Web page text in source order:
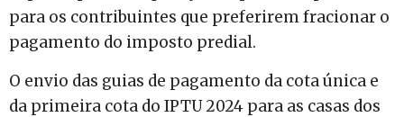
para os contribuintes que preferirem fracionar o
pagamento do imposto predial.
O envio das guias de pagamento da cota única e
da primeira cota do IPTU 2024 para as casas dos